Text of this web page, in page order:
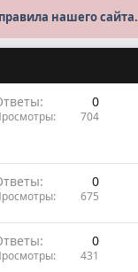
правила нашего сайта.
0
704
0
675
0
431